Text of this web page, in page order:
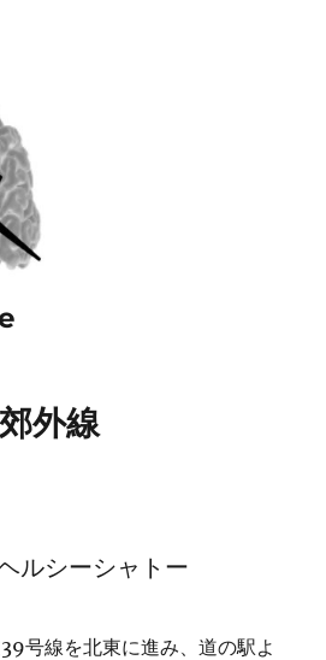
外線
ルシーシャトー
号線を北東に進み、道の駅よ